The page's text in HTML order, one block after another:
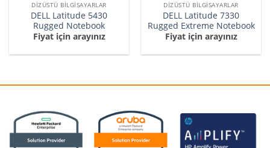
DIZÜSTÜ BILGISAYARLAR
DELL Latitude 5430
Rugged Notebook
Fiyat için arayınız
DIZÜSTÜ BILGISAYARLAR
DELL Latitude 7330
Rugged Extreme Notebook
Fiyat için arayınız